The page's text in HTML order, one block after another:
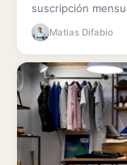
suscripción
Matias Difabio